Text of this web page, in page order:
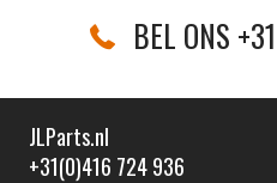
BEL ONS
JLParts.nl
+31(0)416 724 936